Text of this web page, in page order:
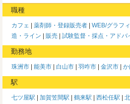
職種
カフェ 薬剤師・登録販売者 WEB/グラフ
造・ライン
販売 試験監督・採点・アドバ
勤務地
珠洲市 能美市 白山市 羽咋市 金沢市
駅
七ツ屋駅 加賀笠間駅 鶴来駅 西松任駅